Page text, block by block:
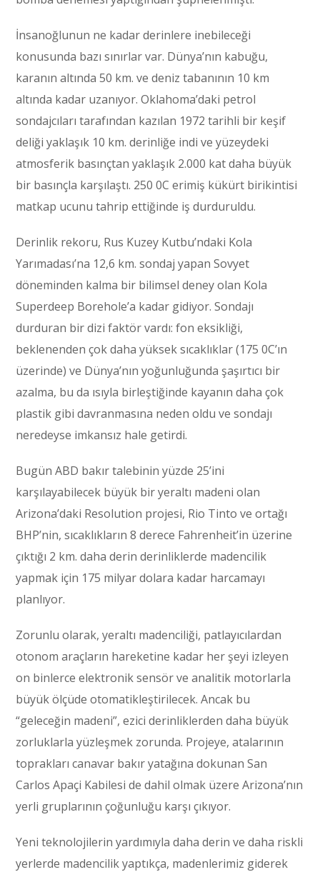
İnsanoğlunun ne kadar derinlere inebileceği
konusunda bazı sınırlar var. Dünya’nın kabuğu,
karanın altında 50 km. ve deniz tabanının 10 km
altında kadar uzanıyor. Oklahoma’daki petrol
sondajcıları tarafından kazılan 1972 tarihli bir keşif
deliği yaklaşık 10 km. derinliğe indi ve yüzeydeki
atmosferik basınçtan yaklaşık 2.000 kat daha büyük
bir basınçla karşılaştı. 250 0C erimiş kükürt birikintisi
matkap ucunu tahrip ettiğinde iş durduruldu.
Derinlik rekoru, Rus Kuzey Kutbu’ndaki Kola
Yarımadası’na 12,6 km. sondaj yapan Sovyet
döneminden kalma bir bilimsel deney olan Kola
Superdeep Borehole’a kadar gidiyor. Sondajı
durduran bir dizi faktör vardı: fon eksikliği,
beklenenden çok daha yüksek sıcaklıklar (175 0C’ın
üzerinde) ve Dünya’nın yoğunluğunda şaşırtıcı bir
azalma, bu da ısıyla birleştiğinde kayanın daha çok
plastik gibi davranmasına neden oldu ve sondajı
neredeyse imkansız hale getirdi.
Bugün ABD bakır talebinin yüzde 25’ini
karşılayabilecek büyük bir yeraltı madeni olan
Arizona’daki Resolution projesi, Rio Tinto ve ortağı
BHP’nin, sıcaklıkların 8 derece Fahrenheit’in üzerine
çıktığı 2 km. daha derin derinliklerde madencilik
yapmak için 175 milyar dolara kadar harcamayı
planlıyor.
Zorunlu olarak, yeraltı madenciliği, patlayıcılardan
otonom araçların hareketine kadar her şeyi izleyen
on binlerce elektronik sensör ve analitik motorlarla
büyük ölçüde otomatikleştirilecek. Ancak bu
“geleceğin madeni”, ezici derinliklerden daha büyük
zorluklarla yüzleşmek zorunda. Projeye, atalarının
toprakları canavar bakır yatağına dokunan San
Carlos Apaçi Kabilesi de dahil olmak üzere Arizona’nın
yerli gruplarının çoğunluğu karşı çıkıyor.
Yeni teknolojilerin yardımıyla daha derin ve daha riskli
yerlerde madencilik yaptıkça, madenlerimiz giderek